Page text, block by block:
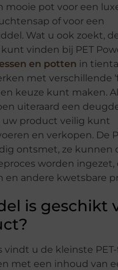
mooie pot voor een
of voor een
Wat u ook zoekt,
vinden bij PET
en potten in
met verschillende
keuze kunt maken.
uiteraard een
uw product veilig kunt
en verkopen. De
ontsmet, ze kunnen
worden ingezet,
en andere kwetsbare
is geschikt
vindt u de kleinste
met een inhoud van